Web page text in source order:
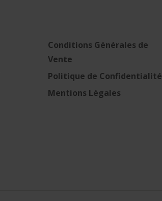
Conditions Générales de
Vente
Politique de Confidentialité
Mentions Légales